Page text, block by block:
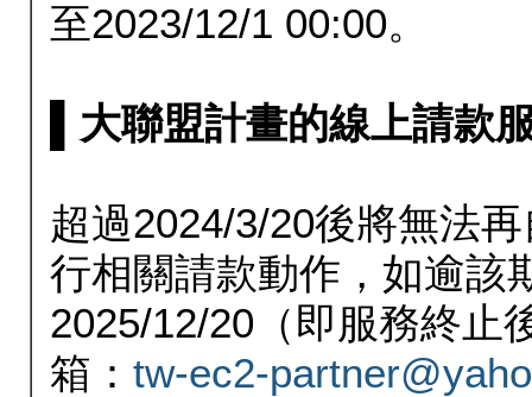
至2023/12/1 00:00。
▌大聯盟計畫的線上請款
超過2024/3/20後將無法
行相關請款動作，如逾該
2025/12/20（即服務終止
箱： tw-ec2-